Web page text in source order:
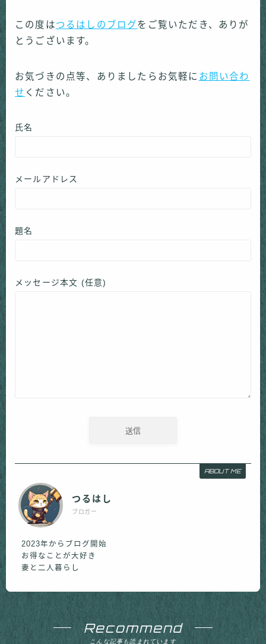
この度はつるはしのブログをご覧いただき、ありが
とうございます。
お気づきの点等、ありましたらお気軽に お問い合わ
せ ください。
氏名
メールアドレス
題名
メッセージ本文 (任意)
ABOUT ME
つるはし
ブロガー
2023年からブログ開始
お得なことが大好き
妻と二人暮らし
Recommend
こんな記事も読まれています